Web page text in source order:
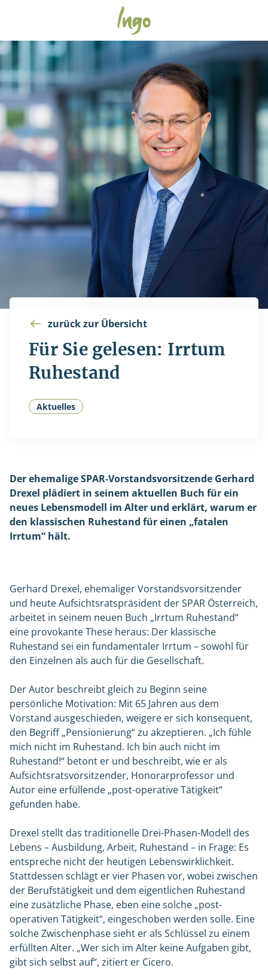
zurück zur Übersicht
Für Sie gelesen: Irrtum
Ruhestand
Aktuelles
Der ehemalige SPAR-Vorstandsvorsitzende Gerhard
Drexel plädiert in seinem aktuellen Buch für ein
neues Lebensmodell im Alter und erklärt, warum er
den klassischen Ruhestand für einen „fatalen
Irrtum“ hält.
Gerhard Drexel, ehemaliger Vorstandsvorsitzender
und heute Aufsichtsratspräsident der SPAR Österreich,
arbeitet in seinem neuen Buch „Irrtum Ruhestand“
eine provokante These heraus: Der klassische
Ruhestand sei ein fundamentaler Irrtum – sowohl für
den Einzelnen als auch für die Gesellschaft.
Der Autor beschreibt gleich zu Beginn seine
persönliche Motivation: Mit 65 Jahren aus dem
Vorstand ausgeschieden, weigere er sich konsequent,
den Begriff „Pensionierung“ zu akzeptieren. „Ich fühle
mich nicht im Ruhestand. Ich bin auch nicht im
Ruhestand!“ betont er und beschreibt, wie er als
Aufsichtsratsvorsitzender, Honorarprofessor und
Autor eine erfüllende „post-operative Tätigkeit“
gefunden habe.
Drexel stellt das traditionelle Drei-Phasen-Modell des
Lebens – Ausbildung, Arbeit, Ruhestand – in Frage: Es
entspreche nicht der heutigen Lebenswirklichkeit.
Stattdessen schlägt er vier Phasen vor, wobei zwischen
der Berufstätigkeit und dem eigentlichen Ruhestand
eine zusätzliche Phase, eben eine solche „post-
operativen Tätigkeit“, eingeschoben werden solle. Eine
solche Zwischenphase sieht er als Schlüssel zu einem
erfüllten Alter. „Wer sich im Alter keine Aufgaben gibt,
gibt sich selbst auf“, zitiert er Cicero.